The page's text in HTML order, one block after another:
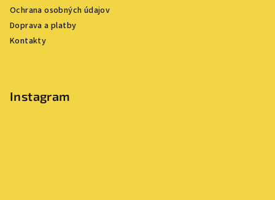
Ochrana osobných údajov
Doprava a platby
Kontakty
Instagram